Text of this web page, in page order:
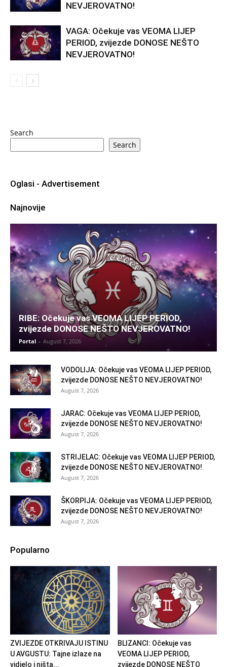
NEVJEROVATNO!
VAGA: Očekuje vas VEOMA LIJEP
PERIOD, zvijezde DONOSE NEŠTO
NEVJEROVATNO!
Search
Search
Oglasi - Advertisement
Najnovije
RIBE: Očekuje vas VEOMA LIJEP PERIOD,
zvijezde DONOSE NEŠTO NEVJEROVATNO!
Portal - August 7, 2026
VODOLIJA: Očekuje vas VEOMA LIJEP PERIOD,
zvijezde DONOSE NEŠTO NEVJEROVATNO!
August 7, 2026
JARAC: Očekuje vas VEOMA LIJEP PERIOD,
zvijezde DONOSE NEŠTO NEVJEROVATNO!
August 7, 2026
STRIJELAC: Očekuje vas VEOMA LIJEP PERIOD,
zvijezde DONOSE NEŠTO NEVJEROVATNO!
August 7, 2026
ŠKORPIJA: Očekuje vas VEOMA LIJEP PERIOD,
zvijezde DONOSE NEŠTO NEVJEROVATNO!
August 7, 2026
Popularno
ZVIJEZDE OTKRIVAJU ISTINU
U AVGUSTU: Tajne izlaze na
vidjelo i ništa...
BLIZANCI: Očekuje vas
VEOMA LIJEP PERIOD,
zvijezde DONOSE NEŠTO